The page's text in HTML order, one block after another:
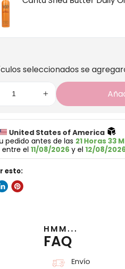
seleccionados se
United States of America
pedido antes de las 21 Horas 33
el 11/08/2026 y el 12/08/
esto:
HMM...
FAQ
Envío